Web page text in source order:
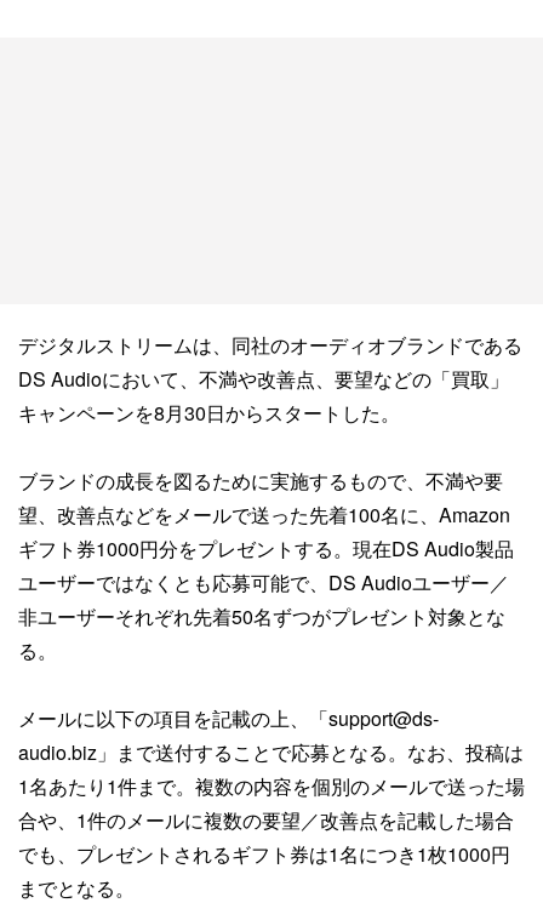
デジタルストリームは、同社のオーディオブランドである
DS Audioにおいて、不満や改善点、要望などの「買取」
キャンペーンを8月30日からスタートした。
ブランドの成長を図るために実施するもので、不満や要
望、改善点などをメールで送った先着100名に、Amazon
ギフト券1000円分をプレゼントする。現在DS Audio製品
ユーザーではなくとも応募可能で、DS Audioユーザー／
非ユーザーそれぞれ先着50名ずつがプレゼント対象とな
る。
メールに以下の項目を記載の上、「support@ds-
audio.biz」まで送付することで応募となる。なお、投稿は
1名あたり1件まで。複数の内容を個別のメールで送った場
合や、1件のメールに複数の要望／改善点を記載した場合
でも、プレゼントされるギフト券は1名につき1枚1000円
までとなる。